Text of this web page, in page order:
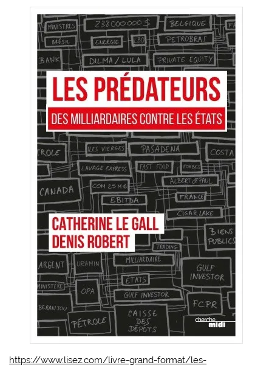
https://www.lisez.com/livre-grand-format/les-